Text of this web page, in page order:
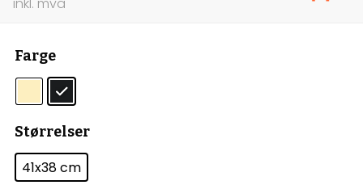
Farge
Størrelser
41x38 cm